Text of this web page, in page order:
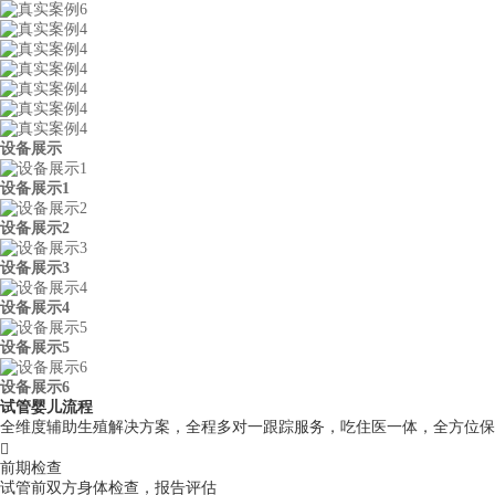
设备展示
设备展示1
设备展示2
设备展示3
设备展示4
设备展示5
设备展示6
试管婴儿流程
全维度辅助生殖解决方案，全程多对一跟踪服务，吃住医一体，全方位

前期检查
试管前双方身体检查，报告评估